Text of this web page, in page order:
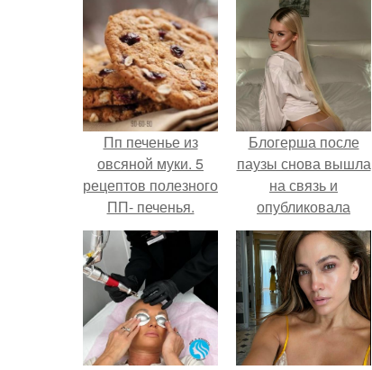
Пп печенье из
овсяной муки. 5
рецептов полезного
ПП- печенья.
Блогерша после
паузы снова вышла
на связь и
опубликовала
свежую серию
кадров из спальни.